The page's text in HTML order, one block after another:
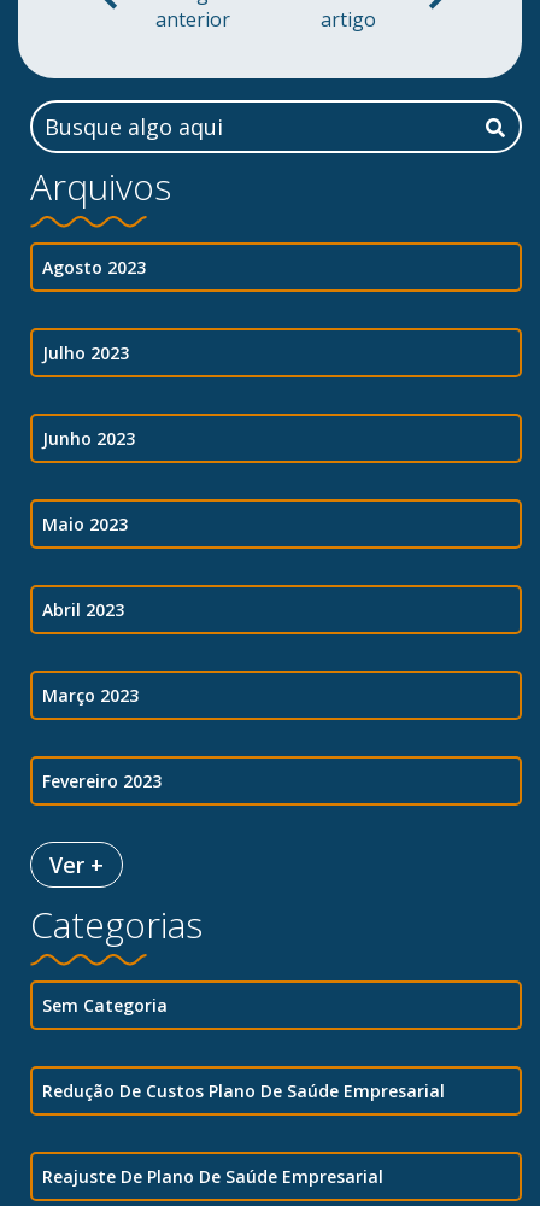
Arquivos
Agosto 2023
Julho 2023
Junho 2023
Maio 2023
Abril 2023
Março 2023
Fevereiro 2023
Ver +
Categorias
Sem Categoria
Redução De Custos Plano De Saúde Empresarial
Reajuste De Plano De Saúde Empresarial